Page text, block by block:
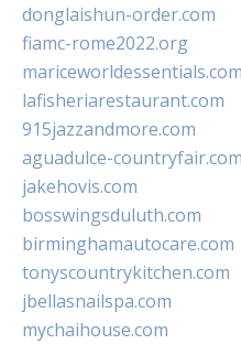
donglaishun-order.com
fiamc-rome2022.org
mariceworldessentials.com
lafisheriarestaurant.com
915jazzandmore.com
aguadulce-countryfair.com
jakehovis.com
bosswingsduluth.com
birminghamautocare.com
tonyscountrykitchen.com
jbellasnailspa.com
mychaihouse.com